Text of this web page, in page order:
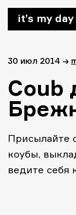
it’s my day
30 июл 2014 →
Coub
Присылайте
коубы,
ведите себя